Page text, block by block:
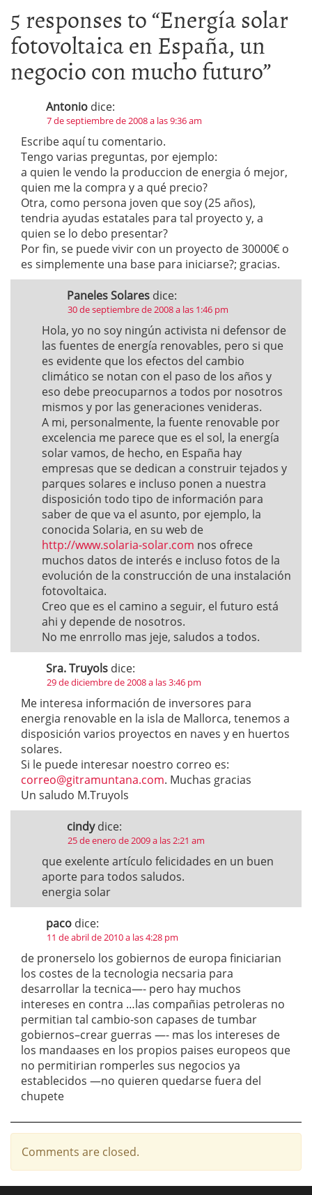
5 responses to “Energía solar
fotovoltaica en España, un
negocio con mucho futuro”
Antonio dice:
7 de septiembre de 2008 a las 9:36 am
Escribe aquí tu comentario.
Tengo varias preguntas, por ejemplo:
a quien le vendo la produccion de energia ó mejor,
quien me la compra y a qué precio?
Otra, como persona joven que soy (25 años),
tendria ayudas estatales para tal proyecto y, a
quien se lo debo presentar?
Por fin, se puede vivir con un proyecto de 30000€ o
es simplemente una base para iniciarse?; gracias.
Paneles Solares dice:
30 de septiembre de 2008 a las 1:46 pm
Hola, yo no soy ningún activista ni defensor de
las fuentes de energía renovables, pero si que
es evidente que los efectos del cambio
climático se notan con el paso de los años y
eso debe preocuparnos a todos por nosotros
mismos y por las generaciones venideras.
A mi, personalmente, la fuente renovable por
excelencia me parece que es el sol, la energía
solar vamos, de hecho, en España hay
empresas que se dedican a construir tejados y
parques solares e incluso ponen a nuestra
disposición todo tipo de información para
saber de que va el asunto, por ejemplo, la
conocida Solaria, en su web de
http://www.solaria-solar.com nos ofrece
muchos datos de interés e incluso fotos de la
evolución de la construcción de una instalación
fotovoltaica.
Creo que es el camino a seguir, el futuro está
ahi y depende de nosotros.
No me enrrollo mas jeje, saludos a todos.
Sra. Truyols dice:
29 de diciembre de 2008 a las 3:46 pm
Me interesa información de inversores para
energia renovable en la isla de Mallorca, tenemos a
disposición varios proyectos en naves y en huertos
solares.
Si le puede interesar noestro correo es:
correo@gitramuntana.com. Muchas gracias
Un saludo M.Truyols
cindy dice:
25 de enero de 2009 a las 2:21 am
que exelente artículo felicidades en un buen
aporte para todos saludos.
energia solar
paco dice:
11 de abril de 2010 a las 4:28 pm
de pronerselo los gobiernos de europa finiciarian
los costes de la tecnologia necsaria para
desarrollar la tecnica—- pero hay muchos
intereses en contra …las compañias petroleras no
permitian tal cambio-son capases de tumbar
gobiernos–crear guerras —- mas los intereses de
los mandaases en los propios paises europeos que
no permitirian romperles sus negocios ya
establecidos —no quieren quedarse fuera del
chupete
Comments are closed.